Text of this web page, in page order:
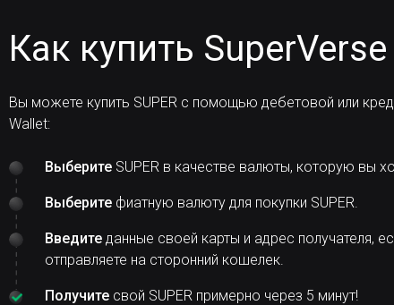
Как купить
Вы можете купить SUPER с помощью дебетовой или
Wallet:
ВыберитеSUPER в качестве валюты, которую вы
Выберитефиатную валюту для покупки SUPER.
Введитеданные своей карты и адрес получателя,
отправляете на сторонний кошелек.
Получитесвой SUPER примерно через 5 минут!